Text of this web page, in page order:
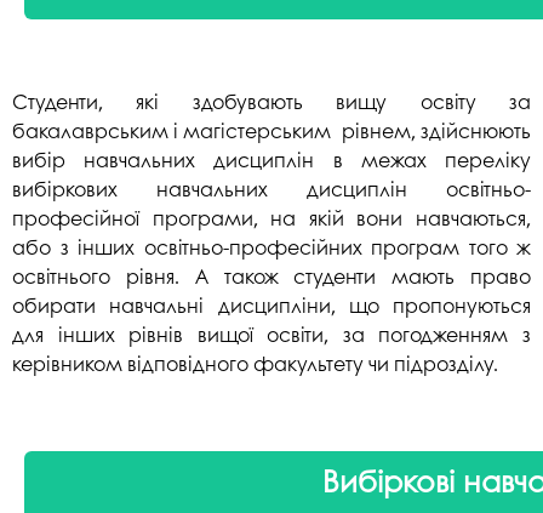
Студенти, які здобувають вищу освіту за
бакалаврським і магістерським рівнем, здійснюють
вибір навчальних дисциплін в межах переліку
вибіркових навчальних дисциплін освітньо-
професійної програми, на якій вони навчаються,
або з інших освітньо-професійних програм того ж
освітнього рівня. А також студенти мають право
обирати навчальні дисципліни, що пропонуються
для інших рівнів вищої освіти, за погодженням з
керівником відповідного факультету чи підрозділу.
Вибіркові